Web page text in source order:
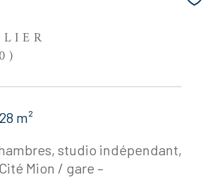
m²
studio indépendant,
Mion / gare –